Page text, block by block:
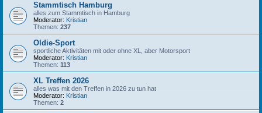
Stammtisch Hamburg
alles zum Stammtisch in Hamburg
Moderator: Kristian
Themen: 237
Oldie-Sport
sportliche Aktivitäten mit oder ohne XL, aber Motorsport
Moderator: Kristian
Themen: 113
XL Treffen 2026
alles was mit den Treffen in 2026 zu tun hat
Moderator: Kristian
Themen: 2